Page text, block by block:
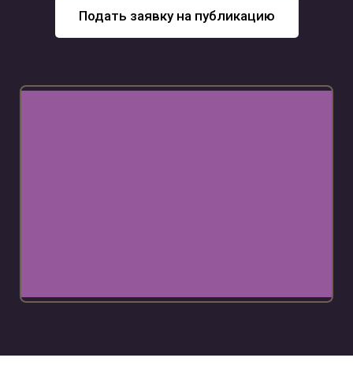
Подать заявку на публикацию